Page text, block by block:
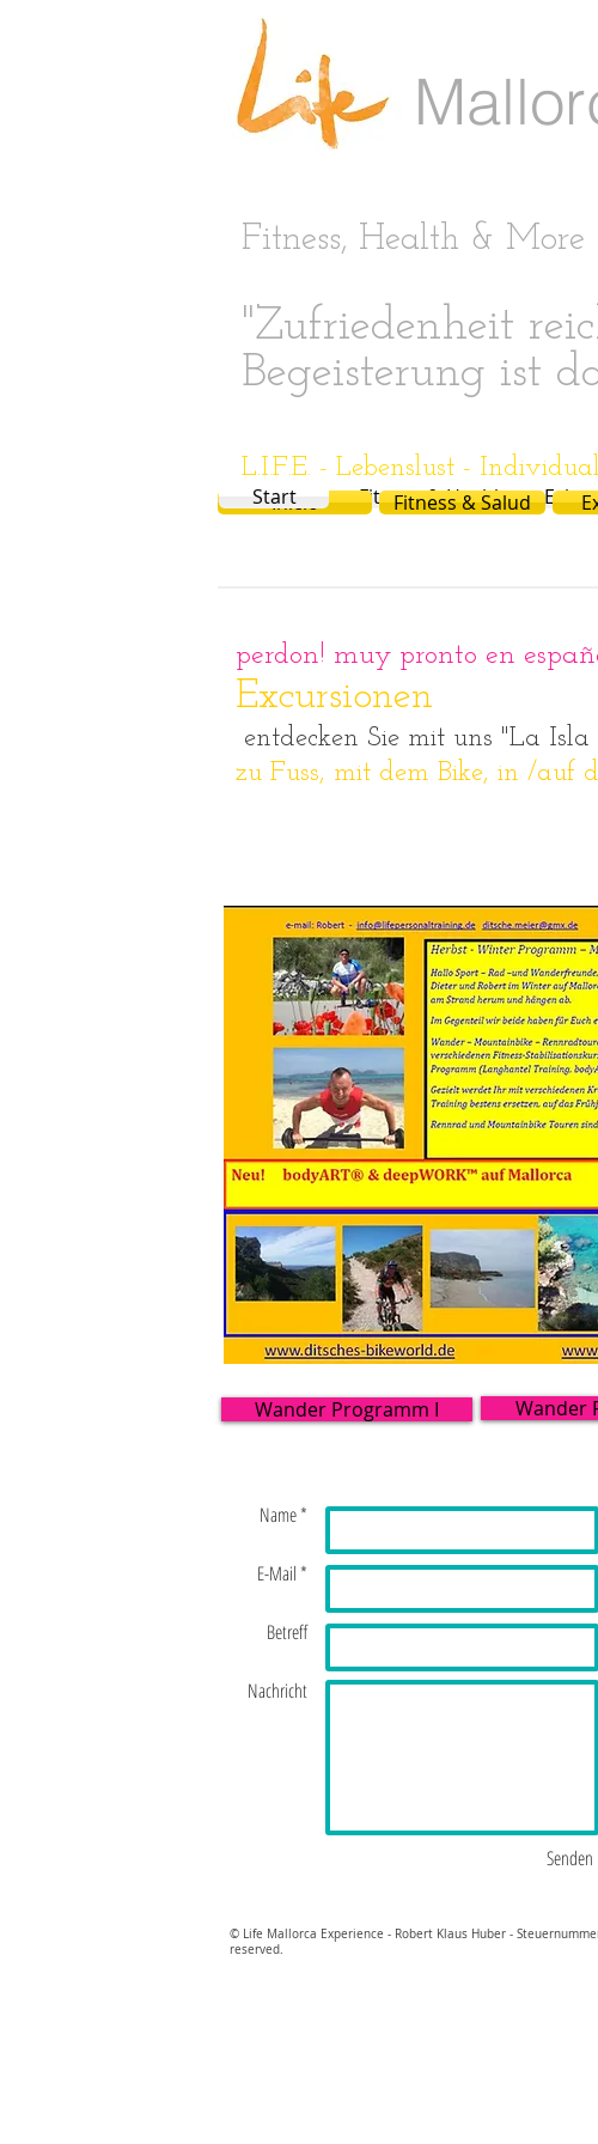
Mallo
Fitness, Health & More
"Zufriedenheit
Begeisterung ist
L.I.F.E. - Lebenslust -
Fitness & Health
Inicio Fitness & Salud
perdon! muy pronto en
Excursionen
entdecken Sie mit uns "La Isla
zu Fuss, mit dem Bike, in /auf
Wander Programm I Wander
Start
Name *
E-Mail *
Betreff
Nachricht
Senden
© Life Mallorca Experience - Robert Klaus Huber -
reserved.